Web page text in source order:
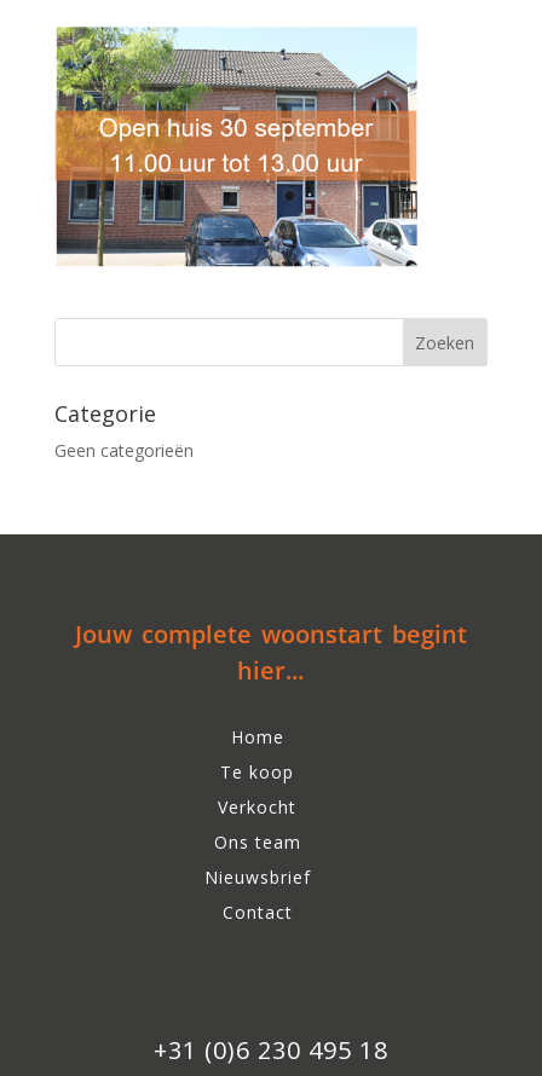
Categorie
Geen categorieën
Jouw complete woonstart begint
hier...
Home
Te koop
Verkocht
Ons team
Nieuwsbrief
Contact
+31 (0)6 230 495 18